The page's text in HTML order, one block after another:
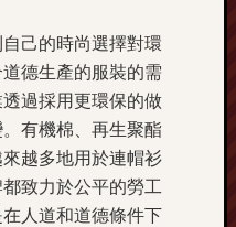
己的時尚選擇對環
德生產的服裝的需
過採用更環保的做
有機棉、再生聚酯
越多地用於連帽衫
致力於公平的勞工
人道和道德條件下